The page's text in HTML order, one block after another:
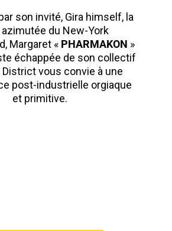
son invité, Gira himself, la
azimutée du New-York
Margaret « PHARMAKON »
échappée de son collectif
District vous convie à une
post-industrielle orgiaque
et primitive.